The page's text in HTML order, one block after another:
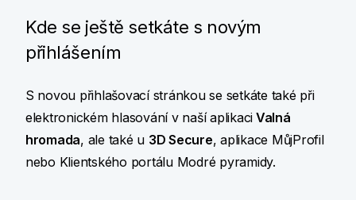
Kde se ještě setkáte s novým
přihlášením
S novou přihlašovací stránkou se setkáte také při
elektronickém hlasování v naší aplikaci Valná
hromada, ale také u 3D Secure, aplikace MůjProfil
nebo Klientského portálu Modré pyramidy.